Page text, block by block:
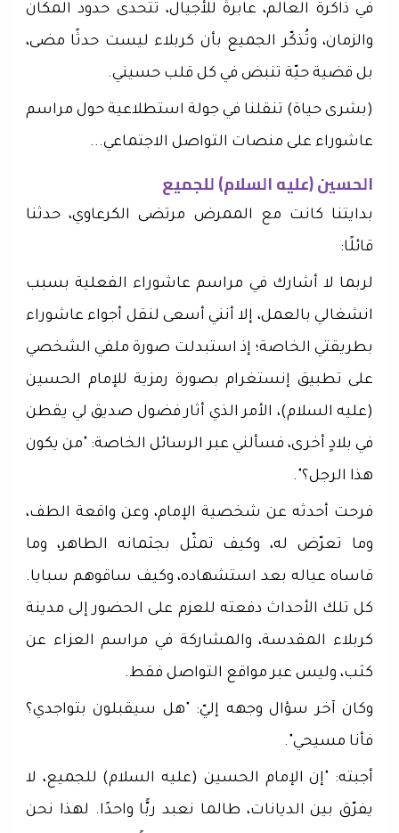
في ذاكرة العالم، عابرةً للأجيال، تتحدى حدود المكان
والزمان، وتُذكّر الجميع بأن كربلاء ليست حدثًا مضى،
بل قضية حيّة تنبض في كل قلب حسيني.
(بشرى حياة) تنقلنا في جولة استطلاعية حول مراسم
عاشوراء على منصات التواصل الاجتماعي...
الحسين (عليه السلام) للجميع
بدايتنا كانت مع الممرض مرتضى الكرعاوي، حدثنا
قائلًا:
لربما لا أشارك في مراسم عاشوراء الفعلية بسبب
انشغالي بالعمل، إلا أنني أسعى لنقل أجواء عاشوراء
بطريقتي الخاصة؛ إذ استبدلت صورة ملفي الشخصي
على تطبيق إنستغرام بصورة رمزية للإمام الحسين
(عليه السلام)، الأمر الذي أثار فضول صديق لي يقطن
في بلادٍ أخرى، فسألني عبر الرسائل الخاصة: "من يكون
هذا الرجل؟".
فرحت أحدثه عن شخصية الإمام، وعن واقعة الطف،
وما تعرّض له، وكيف تمثّل بجثمانه الطاهر، وما
قاساه عياله بعد استشهاده، وكيف ساقوهم سبايا.
كل تلك الأحداث دفعته للعزم على الحضور إلى مدينة
كربلاء المقدسة، والمشاركة في مراسم العزاء عن
كثب، وليس عبر مواقع التواصل فقط.
وكان آخر سؤال وجهه إليّ: "هل سيقبلون بتواجدي؟
فأنا مسيحي".
أجبته: "إن الإمام الحسين (عليه السلام) للجميع، لا
يفرّق بين الديانات، طالما نعبد ربًّا واحدًا. لهذا نحن